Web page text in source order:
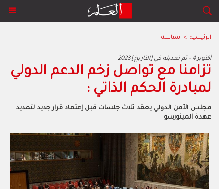
الرئيسية > سياسة
2023 أكتوبر 4 - تم تعديله في [التاريخ]
تزامنا مع تواصل زخم الدعم الدولي
لمبادرة الحكم الذاتي :
مجلس الأمن الدولي يعقد ثلاث جلسات قبل إعتماد قرار جديد لتمديد
عهدة المينورسو